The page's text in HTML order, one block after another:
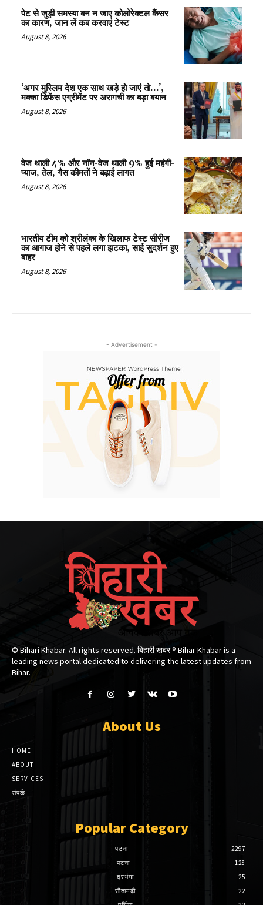
पेट से जुड़ी समस्या बन न जाए कोलोरेक्टल कैंसर
का कारण, जान लें कब करवाएं टेस्ट
August 8, 2026
‘अगर मुस्लिम देश एक साथ खड़े हो जाएं तो…’,
मक्का डिफेंस एग्रीमेंट पर अरागची का बड़ा बयान
August 8, 2026
वेज थाली 4% और नॉन-वेज थाली 9% हुई महंगी-
प्याज, तेल, गैस कीमतों ने बढ़ाई लागत
August 8, 2026
भारतीय टीम को श्रीलंका के खिलाफ टेस्ट सीरीज
का आगाज होने से पहले लगा झटका, साई सुदर्शन हुए
बाहर
August 8, 2026
- Advertisement -
© Bihari Khabar. All rights reserved. बिहारी खबर ®​ Bihar Khabar is a
leading news portal dedicated to delivering the latest updates from
Bihar.
About Us
HOME
ABOUT
SERVICES
संपर्क
Popular Category
पटना
2297
पटना
128
दरभंगा
25
सीतामढ़ी
22